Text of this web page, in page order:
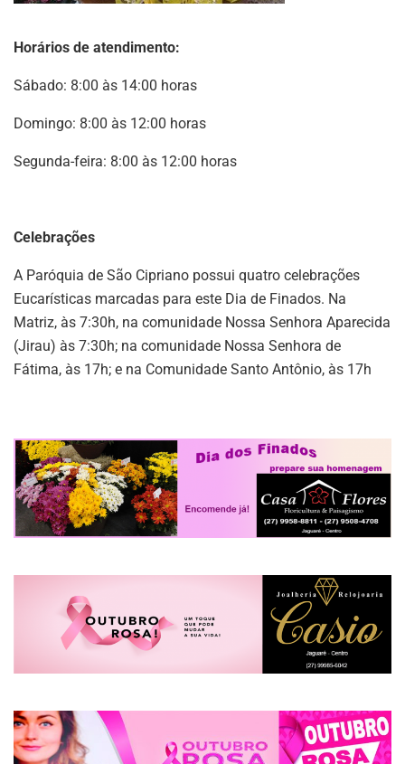
Horários de atendimento:
Sábado: 8:00 às 14:00 horas
Domingo: 8:00 às 12:00 horas
Segunda-feira: 8:00 às 12:00 horas
Celebrações
A Paróquia de São Cipriano possui quatro celebrações
Eucarísticas marcadas para este Dia de Finados. Na
Matriz, às 7:30h, na comunidade Nossa Senhora Aparecida
(Jirau) às 7:30h; na comunidade Nossa Senhora de
Fátima, às 17h; e na Comunidade Santo Antônio, às 17h